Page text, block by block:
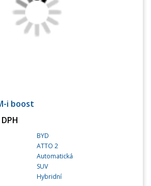
i boost
BYD
ATTO 2
Automatická
SUV
Hybridní